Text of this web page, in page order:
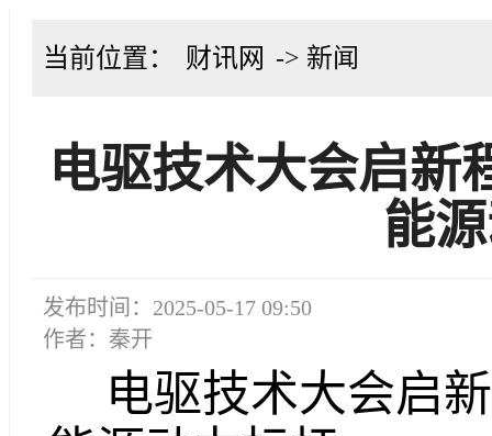
当前位置： 财讯网 -> 新闻
电驱技术大会启新
能
发布时间：2025-05-17 09:50
作者：秦开
电驱技术大会启